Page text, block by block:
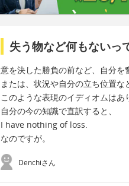
失う物など何もないっ
意を決した勝負の前など、自分を
または、状況や自分の立ち位置な
このような表現のイディオムはあ
自分の今の知識で直訳すると、
I have nothing of loss.
なのですが。
Denchiさん